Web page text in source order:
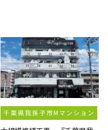
千葉県我孫子市Mマンション